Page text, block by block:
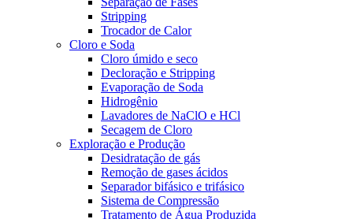
Stripping
Trocador de Calor
Cloro e Soda
Cloro úmido e seco
Decloração e Stripping
Evaporação de Soda
Hidrogênio
Lavadores de NaClO e HCl
Secagem de Cloro
Exploração e Produção
Desidratação de gás
Remoção de gases ácidos
Separador bifásico e trifásico
Sistema de Compressão
Tratamento de Água Produzida